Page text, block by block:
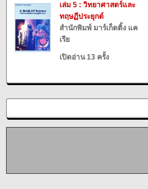
เล่ม 5 : วิทยาศาสตร์และ
ทฤษฏีประยุกต์
สำนักพิมพ์ มาร์เก็ตติ้ง แค
เรีย
เปิดอ่าน 13 ครั้ง